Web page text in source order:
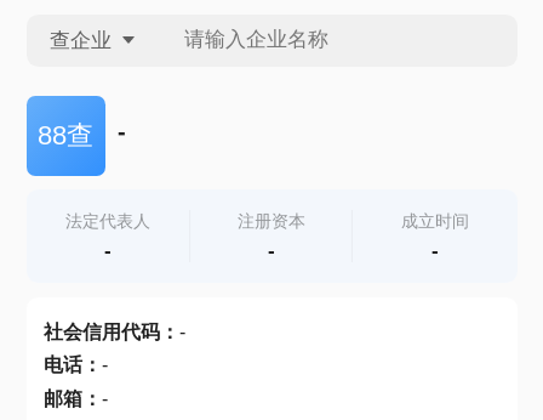
查企业
查企业
查产地
88查 -
法定代表人
-
注册资本
-
成立时间
-
社会信用代码： -
电话： -
邮箱： -